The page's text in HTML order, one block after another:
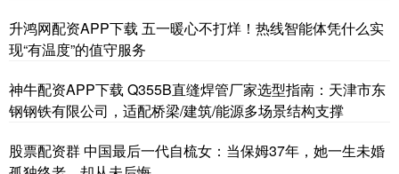
升鸿网配资APP下载 五一暖心不打烊！热线智能体凭什么实
现“有温度”的值守服务
神牛配资APP下载 Q355B直缝焊管厂家选型指南：天津市东
钢钢铁有限公司，适配桥梁/建筑/能源多场景结构支撑
股票配资群 中国最后一代自梳女：当保姆37年，她一生未婚